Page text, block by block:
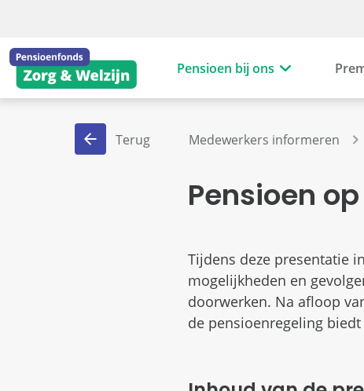
Pensioen bij ons
Terug Medewerkers informeren
Pensioen
Tijdens deze presentatie
mogelijkheden en
doorwerken. Na afloop
de pensioenregeling